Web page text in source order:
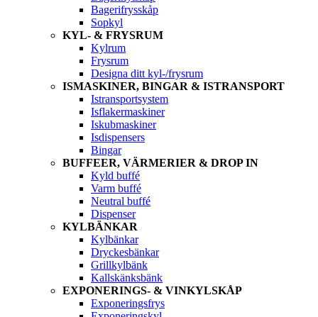
Bagerifrysskåp
Sopkyl
KYL- & FRYSRUM
Kylrum
Frysrum
Designa ditt kyl-/frysrum
ISMASKINER, BINGAR & ISTRANSPORT
Istransportsystem
Isflakermaskiner
Iskubmaskiner
Isdispensers
Bingar
BUFFEER, VÄRMERIER & DROP IN
Kyld buffé
Varm buffé
Neutral buffé
Dispenser
KYLBÄNKAR
Kylbänkar
Dryckesbänkar
Grillkylbänk
Kallskänksbänk
EXPONERINGS- & VINKYLSKÅP
Exponeringsfrys